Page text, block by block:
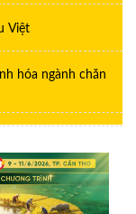
Việt
hóa ngành chăn